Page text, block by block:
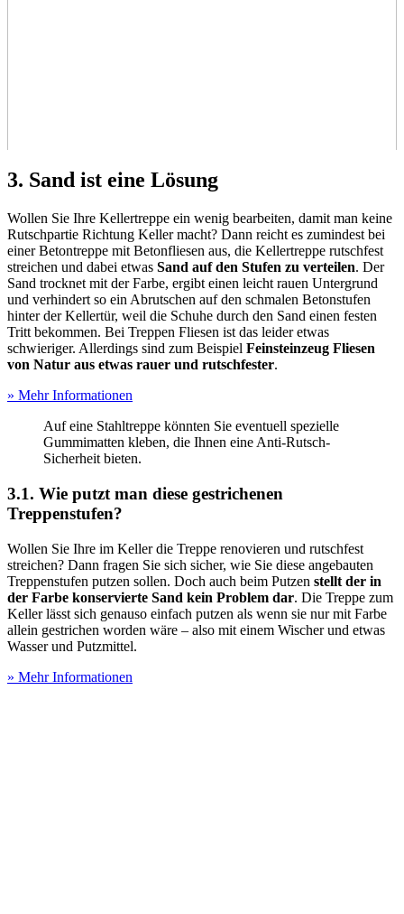
3. Sand ist eine Lösung
Wollen Sie Ihre Kellertreppe ein wenig bearbeiten, damit man keine
Rutschpartie Richtung Keller macht? Dann reicht es zumindest bei
einer Betontreppe mit Betonfliesen aus, die Kellertreppe rutschfest
streichen und dabei etwas Sand auf den Stufen zu verteilen. Der
Sand trocknet mit der Farbe, ergibt einen leicht rauen Untergrund
und verhindert so ein Abrutschen auf den schmalen Betonstufen
hinter der Kellertür, weil die Schuhe durch den Sand einen festen
Tritt bekommen. Bei Treppen Fliesen ist das leider etwas
schwieriger. Allerdings sind zum Beispiel Feinsteinzeug Fliesen
von Natur aus etwas rauer und rutschfester.
» Mehr Informationen
Auf eine Stahltreppe könnten Sie eventuell spezielle
Gummimatten kleben, die Ihnen eine Anti-Rutsch-
Sicherheit bieten.
3.1. Wie putzt man diese gestrichenen
Treppenstufen?
Wollen Sie Ihre im Keller die Treppe renovieren und rutschfest
streichen? Dann fragen Sie sich sicher, wie Sie diese angebauten
Treppenstufen putzen sollen. Doch auch beim Putzen stellt der in
der Farbe konservierte Sand kein Problem dar. Die Treppe zum
Keller lässt sich genauso einfach putzen als wenn sie nur mit Farbe
allein gestrichen worden wäre – also mit einem Wischer und etwas
Wasser und Putzmittel.
» Mehr Informationen